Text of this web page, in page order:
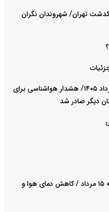
تهران/ شهروندان نگران
وضعیت هوای جمعه و شنبه ۱۶ و ۱۷ مرداد ۱۴۰۵/ هشدار هواشناسی برای
پیش بینی هوای مازندران فردا پنجشنبه ۱۵ مرداد / کاهش دمای هوا و